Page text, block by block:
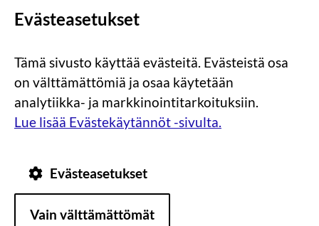
Sosiaalinen
media:
instagram
Sosiaalinen
media:
facebook
Sosiaalinen
media:
youtube
Sosiaalinen
media:
snapchat
Tietosuoja
Tietoa
Evästeasetukset
Tämä sivusto käyttää evästeitä. Evästeistä osa
on välttämättömiä ja osaa käytetään
analytiikka- ja markkinointitarkoituksiin.
Lue lisää Evästekäytännöt -sivulta.
Evästeasetukset
Vain välttämättömät